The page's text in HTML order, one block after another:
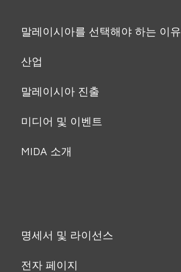
말레이시아를 선택해야 하는 이유
산업
말레이시아 진출
미디어 및 이벤트
MIDA 소개
명세서 및 라이선스
전자 페이지